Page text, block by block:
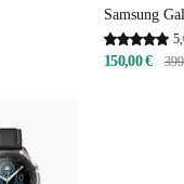
Samsung
150,00 €